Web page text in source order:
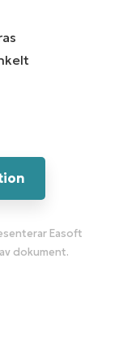
Easoft
dokument.